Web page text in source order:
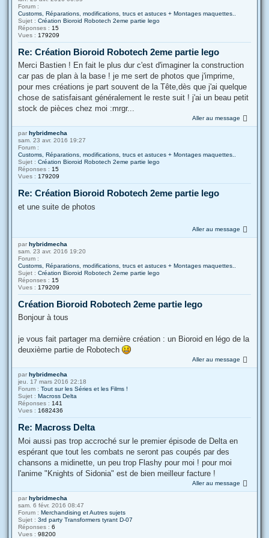
Forum :
Customs, Réparations, modifications, trucs et astuces + Montages maquettes..
Sujet : Création Bioroid Robotech 2eme partie lego
Réponses : 15
Vues : 179209
Re: Création Bioroid Robotech 2eme partie lego
Merci Bastien ! En fait le plus dur c'est d'imaginer la construction
car pas de plan à la base ! je me sert de photos que j'imprime,
pour mes créations je part souvent de la Tête,dès que j'ai quelque
chose de satisfaisant généralement le reste suit ! j'ai un beau petit
stock de pièces chez moi :mrgr...
Aller au message
par hybridmecha
sam. 23 avr. 2016 19:27
Forum :
Customs, Réparations, modifications, trucs et astuces + Montages maquettes..
Sujet : Création Bioroid Robotech 2eme partie lego
Réponses : 15
Vues : 179209
Re: Création Bioroid Robotech 2eme partie lego
et une suite de photos
Aller au message
par hybridmecha
sam. 23 avr. 2016 19:20
Forum :
Customs, Réparations, modifications, trucs et astuces + Montages maquettes..
Sujet : Création Bioroid Robotech 2eme partie lego
Réponses : 15
Vues : 179209
Création Bioroid Robotech 2eme partie lego
Bonjour à tous
je vous fait partager ma dernière création : un Bioroid en légo de la
deuxième partie de Robotech
Aller au message
par hybridmecha
jeu. 17 mars 2016 22:18
Forum : Tout sur les Séries et les Films !
Sujet : Macross Delta
Réponses : 141
Vues : 1682436
Re: Macross Delta
Moi aussi pas trop accroché sur le premier épisode de Delta en
espérant que tout les combats ne seront pas coupés par des
chansons a midinette, un peu trop Flashy pour moi ! pour moi
l'anime "Knights of Sidonia" est de bien meilleur facture !
Aller au message
par hybridmecha
sam. 6 févr. 2016 08:47
Forum : Merchandising et Autres sujets
Sujet : 3rd party Transformers tyrant D-07
Réponses : 6
Vues : 98200